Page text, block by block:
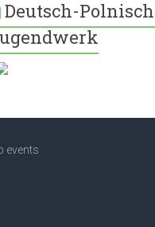
Deutsch-
events